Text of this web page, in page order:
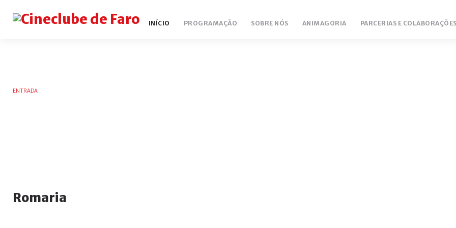
INÍCIO PROGRAMAÇÃO SOBRE NÓS ANIMAGORIA PARCERIAS E COLABORAÇÕES
ENTRADA
Romaria